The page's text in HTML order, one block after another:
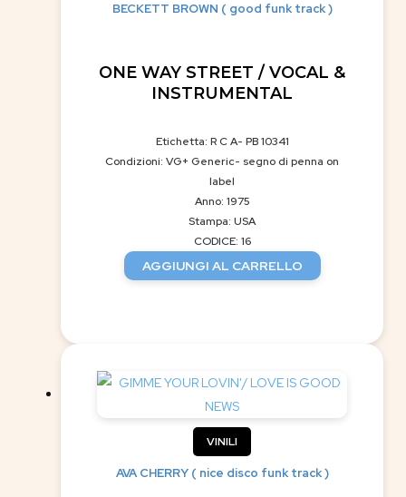
BECKETT BROWN ( good funk track )
ONE WAY STREET / VOCAL &
INSTRUMENTAL
Etichetta: R C A- PB 10341
Condizioni: VG+ Generic- segno di penna on
label
Anno: 1975
Stampa: USA
CODICE: 16
AGGIUNGI AL CARRELLO
VINILI
AVA CHERRY ( nice disco funk track )